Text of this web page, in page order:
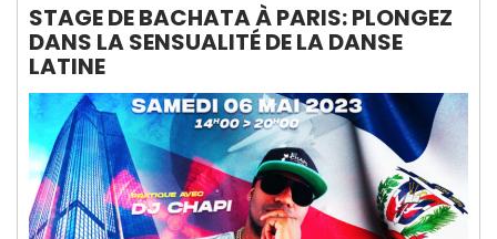
STAGE DE BACHATA À PARIS: PLONGEZ
DANS LA SENSUALITÉ DE LA DANSE
LATINE